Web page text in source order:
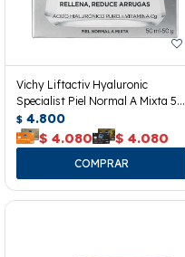
Vichy Liftactiv Hyaluronic
Specialist Piel Normal A Mixta 50
Ml.
$ 4.800
$ 4.080 $ 4.080